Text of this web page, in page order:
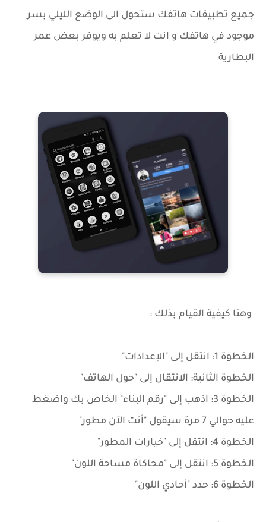
جميع تطبيقات هاتفك ستحول الى الوضع الليلي بسر
موجود في هاتفك و انت لا تعلم به ويوفر بعض عمر
البطارية
وهنا كيفية القيام بذلك :
الخطوة 1: انتقل إلى "الإعدادات"
الخطوة الثانية: الانتقال إلى "حول الهاتف"
الخطوة 3: اذهب إلى "رقم البناء" الخاص بك واضغط
عليه حوالي 7 مرة سيقول "أنت الآن مطور"
الخطوة 4: انتقل إلى "خيارات المطور"
الخطوة 5: انتقل إلى "محاكاة مساحة اللون"
الخطوة 6: حدد "أحادي اللون"